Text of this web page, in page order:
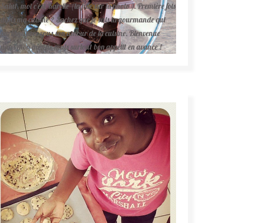
Salut, moi c'est Karelle (la fille sur la photo ). Première fois
dans ma cuisine ? Sachez que je suis la gourmande qui
partage avec vous son amour de la cuisine. Bienvenue
dans mon monde mais surtout bon appétit en avance !